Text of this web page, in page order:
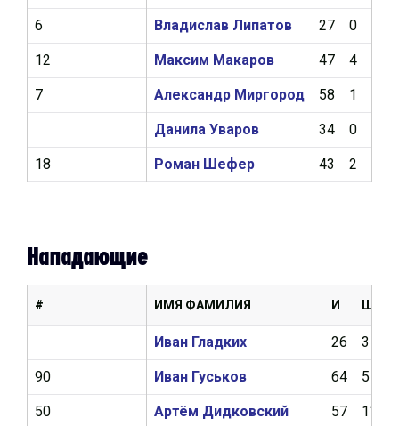
Владислав Липатов 27 0
Максим Макаров 47 4
Александр Миргород 58 1
Данила Уваров 34 0
Роман Шефер 43 2
6
12
7
18
Нападающие
ИМЯ ФАМИЛИЯ И Ш
Иван Гладких 26 3
Иван Гуськов 64 5
Артём Дидковский 57 11
#
90
50